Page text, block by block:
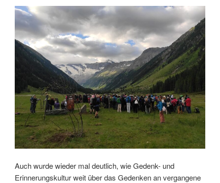
Auch wurde wieder mal deutlich, wie Gedenk- und
Erinnerungskultur weit über das Gedenken an vergangene